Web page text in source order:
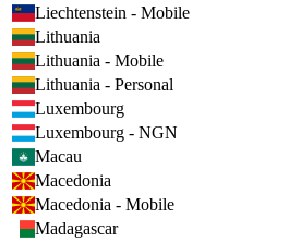
Liechtenstein - Mobile
Lithuania
Lithuania - Mobile
Lithuania - Personal
Luxembourg
Luxembourg - NGN
Macau
Macedonia
Macedonia - Mobile
Madagascar